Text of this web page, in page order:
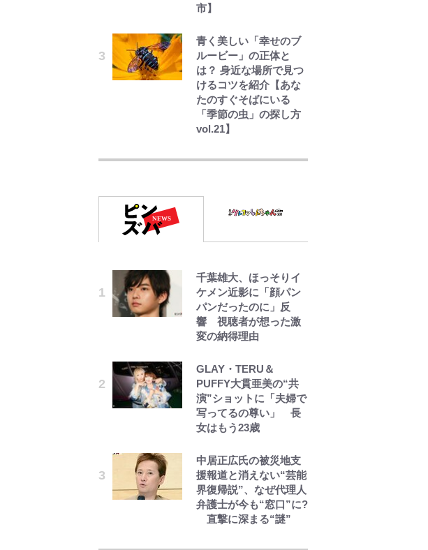
市】
青く美しい「幸せのブ
ルービー」の正体と
は？ 身近な場所で見つ
けるコツを紹介【あな
たのすぐそばにいる
「季節の虫」の探し方
vol.21】
ジャンルはそろそろ終
を！』10万針以上の密
度で再現された“めぐみ
ん刺繍ワークシャツ”に
ファンも感動
者特典「第２弾」がス
タート！まさかの人気
アイテムに称賛続々
「豪華すぎる！」
千葉雄大、ほっそりイ
ケメン近影に「顔パン
パンだったのに」反
響 視聴者が想った激
変の納得理由
GLAY・TERU＆
PUFFY大貫亜美の“共
演”ショットに「夫婦で
写ってるの尊い」 長
女はもう23歳
中居正広氏の被災地支
援報道と消えない“芸能
界復帰説”、なぜ代理人
弁護士が今も“窓口”に?
直撃に深まる“謎”